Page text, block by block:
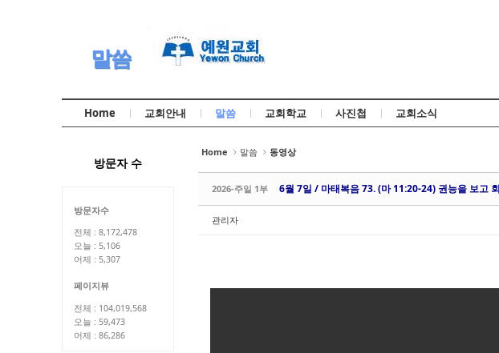
말씀
Home 교회안내 말씀 교회학교 사진첩 교회소식
방문자 수
방문자수
전체 : 8,172,478
오늘 : 5,106
어제 : 5,307
페이지뷰
전체 : 104,019,568
오늘 : 59,473
어제 : 86,286
Home 말씀 동영상
2026-주일 1부 6월 7일 / 마태복음 73. (마 11:20-24) 권능을 보고
관리자
Sketchbook5, 스케치북5
Sketchbook5, 스케치북5
Sketchbook5, 스케치북5
Sketchbook5, 스케치북5